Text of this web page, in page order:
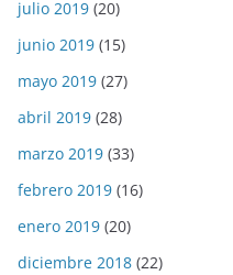
julio 2019 (20)
junio 2019 (15)
mayo 2019 (27)
abril 2019 (28)
marzo 2019 (33)
febrero 2019 (16)
enero 2019 (20)
diciembre 2018 (22)